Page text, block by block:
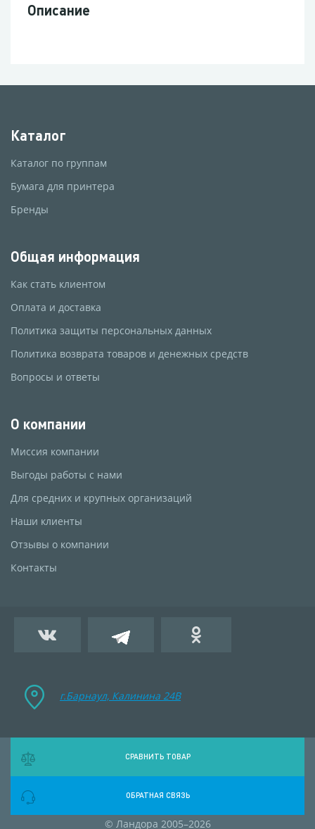
Описание
Каталог
Каталог по группам
Бумага для принтера
Бренды
Общая информация
Как стать клиентом
Оплата и доставка
Политика защиты персональных данных
Политика возврата товаров и денежных средств
Вопросы и ответы
О компании
Миссия компании
Выгоды работы с нами
Для средних и крупных организаций
Наши клиенты
Отзывы о компании
Контакты
г.Барнаул, Калинина 24B
© Ландора 2005–2026
СРАВНИТЬ ТОВАР
ОБРАТНАЯ СВЯЗЬ